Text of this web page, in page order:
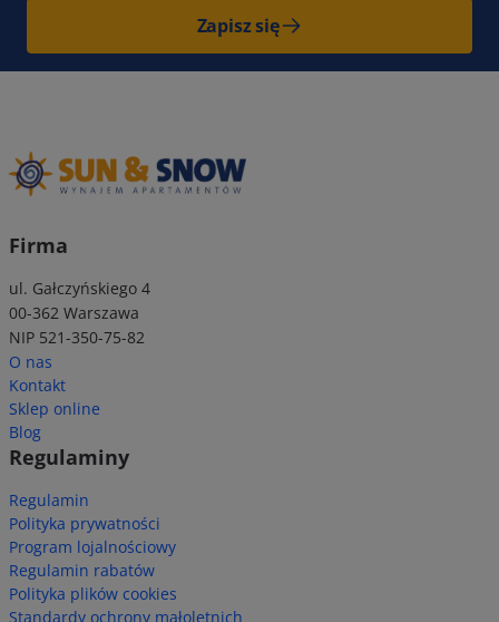
Zapisz się
Firma
ul. Gałczyńskiego 4
00-362 Warszawa
NIP 521-350-75-82
O nas
Kontakt
Sklep online
Blog
Regulaminy
Regulamin
Polityka prywatności
Program lojalnościowy
Regulamin rabatów
Polityka plików cookies
Standardy ochrony małoletnich